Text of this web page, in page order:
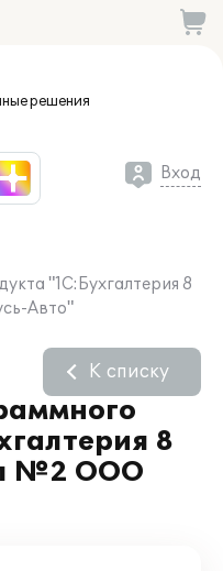
решения
Вход
"1С:Бухгалтерия 8
Авто"
8
№2 ООО
К списку